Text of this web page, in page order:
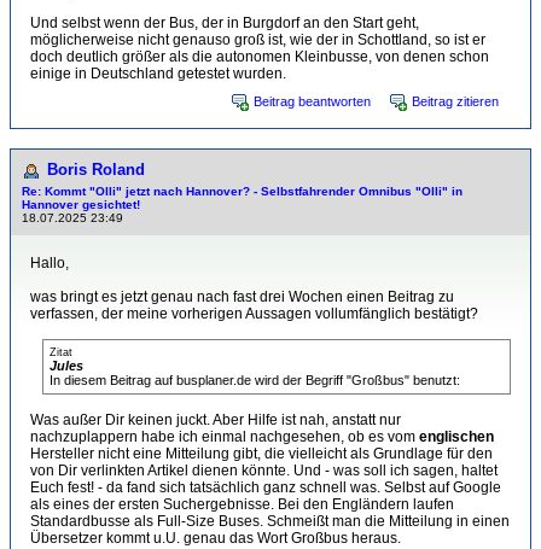
Und selbst wenn der Bus, der in Burgdorf an den Start geht,
möglicherweise nicht genauso groß ist, wie der in Schottland, so ist er
doch deutlich größer als die autonomen Kleinbusse, von denen schon
einige in Deutschland getestet wurden.
Beitrag beantworten Beitrag zitieren
Boris Roland
Re: Kommt "Olli" jetzt nach Hannover? - Selbstfahrender Omnibus "Olli" in
Hannover gesichtet!
18.07.2025 23:49
Hallo,
was bringt es jetzt genau nach fast drei Wochen einen Beitrag zu
verfassen, der meine vorherigen Aussagen vollumfänglich bestätigt?
Zitat
Jules
In diesem Beitrag auf busplaner.de wird der Begriff "Großbus" benutzt:
Was außer Dir keinen juckt. Aber Hilfe ist nah, anstatt nur
nachzuplappern habe ich einmal nachgesehen, ob es vom englischen
Hersteller nicht eine Mitteilung gibt, die vielleicht als Grundlage für den
von Dir verlinkten Artikel dienen könnte. Und - was soll ich sagen, haltet
Euch fest! - da fand sich tatsächlich ganz schnell was. Selbst auf Google
als eines der ersten Suchergebnisse. Bei den Engländern laufen
Standardbusse als Full-Size Buses. Schmeißt man die Mitteilung in einen
Übersetzer kommt u.U. genau das Wort Großbus heraus.